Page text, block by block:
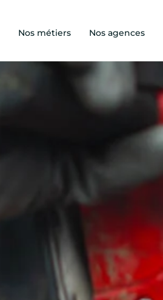
Nos métiers Nos agences